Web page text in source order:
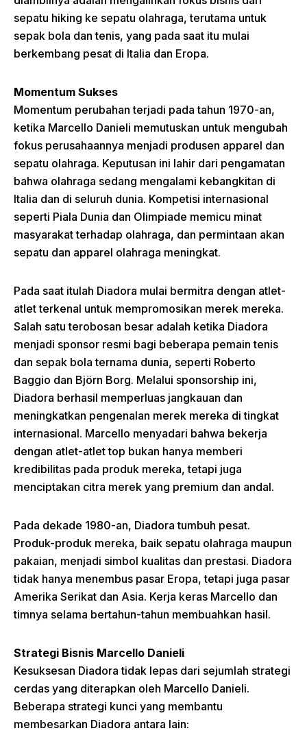
sepatu hiking ke sepatu olahraga, terutama untuk
sepak bola dan tenis, yang pada saat itu mulai
berkembang pesat di Italia dan Eropa.
Momentum Sukses
Momentum perubahan terjadi pada tahun 1970-an,
ketika Marcello Danieli memutuskan untuk mengubah
fokus perusahaannya menjadi produsen apparel dan
sepatu olahraga. Keputusan ini lahir dari pengamatan
bahwa olahraga sedang mengalami kebangkitan di
Italia dan di seluruh dunia. Kompetisi internasional
seperti Piala Dunia dan Olimpiade memicu minat
masyarakat terhadap olahraga, dan permintaan akan
sepatu dan apparel olahraga meningkat.
Pada saat itulah Diadora mulai bermitra dengan atlet-
atlet terkenal untuk mempromosikan merek mereka.
Salah satu terobosan besar adalah ketika Diadora
menjadi sponsor resmi bagi beberapa pemain tenis
dan sepak bola ternama dunia, seperti Roberto
Baggio dan Björn Borg. Melalui sponsorship ini,
Diadora berhasil memperluas jangkauan dan
meningkatkan pengenalan merek mereka di tingkat
internasional. Marcello menyadari bahwa bekerja
dengan atlet-atlet top bukan hanya memberi
kredibilitas pada produk mereka, tetapi juga
menciptakan citra merek yang premium dan andal.
Pada dekade 1980-an, Diadora tumbuh pesat.
Produk-produk mereka, baik sepatu olahraga maupun
pakaian, menjadi simbol kualitas dan prestasi. Diadora
tidak hanya menembus pasar Eropa, tetapi juga pasar
Amerika Serikat dan Asia. Kerja keras Marcello dan
timnya selama bertahun-tahun membuahkan hasil.
Strategi Bisnis Marcello Danieli
Kesuksesan Diadora tidak lepas dari sejumlah strategi
cerdas yang diterapkan oleh Marcello Danieli.
Beberapa strategi kunci yang membantu
membesarkan Diadora antara lain: